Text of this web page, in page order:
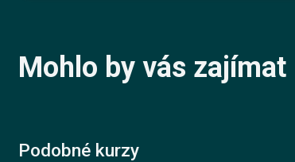
Mohlo by vás zajímat
Podobné kurzy